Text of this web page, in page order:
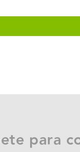
para